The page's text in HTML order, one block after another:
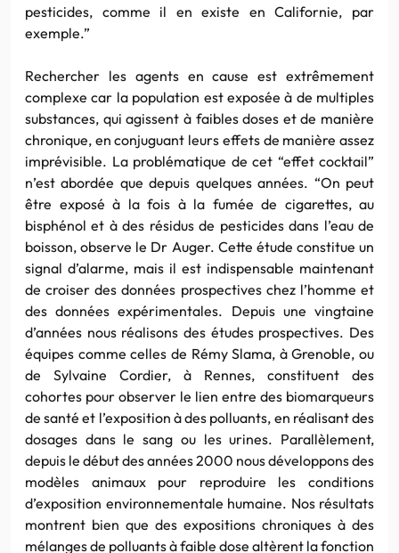
pesticides, comme il en existe en Californie, par
exemple.”
Rechercher les agents en cause est extrêmement
complexe car la population est exposée à de multiples
substances, qui agissent à faibles doses et de manière
chronique, en conjuguant leurs effets de manière assez
imprévisible. La problématique de cet “effet cocktail”
n’est abordée que depuis quelques années. “On peut
être exposé à la fois à la fumée de cigarettes, au
bisphénol et à des résidus de pesticides dans l’eau de
boisson, observe le Dr Auger. Cette étude constitue un
signal d’alarme, mais il est indispensable maintenant
de croiser des données prospectives chez l’homme et
des données expérimentales. Depuis une vingtaine
d’années nous réalisons des études prospectives. Des
équipes comme celles de Rémy Slama, à Grenoble, ou
de Sylvaine Cordier, à Rennes, constituent des
cohortes pour observer le lien entre des biomarqueurs
de santé et l’exposition à des polluants, en réalisant des
dosages dans le sang ou les urines. Parallèlement,
depuis le début des années 2000 nous développons des
modèles animaux pour reproduire les conditions
d’exposition environnementale humaine. Nos résultats
montrent bien que des expositions chroniques à des
mélanges de polluants à faible dose altèrent la fonction